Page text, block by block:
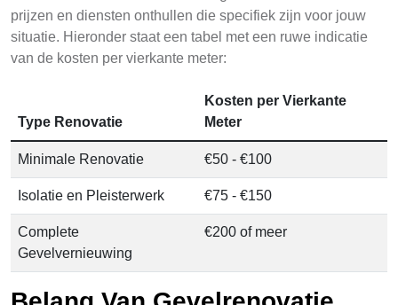
prijzen en diensten onthullen die specifiek zijn voor jouw
situatie. Hieronder staat een tabel met een ruwe indicatie
van de kosten per vierkante meter:
Type Renovatie
Kosten per Vierkante
Meter
Minimale Renovatie €50 - €100
Isolatie en Pleisterwerk €75 - €150
Complete
Gevelvernieuwing
€200 of meer